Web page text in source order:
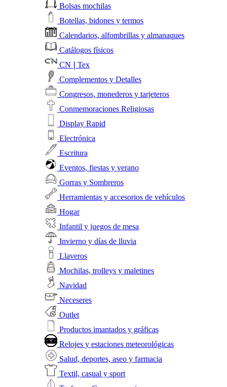
Bolsas mochilas
Botellas, bidones y termos
Calendarios, alfombrillas y almanaques
Catálogos físicos
CN❘Tex
Complementos y Detalles
Congresos, monederos y tarjeteros
Conmemoraciones Religiosas
Display Rapid
Electrónica
Escritura
Eventos, fiestas y verano
Gorras y Sombreros
Herramientas y accesorios de vehículos
Hogar
Infantil y juegos de mesa
Invierno y días de lluvia
Llaveros
Mochilas, trolleys y maletines
Navidad
Neceseres
Outlet
Productos imantados y gráficas
Relojes y estaciones meteorológicas
Salud, deportes, aseo y farmacia
Textil, casual y sport